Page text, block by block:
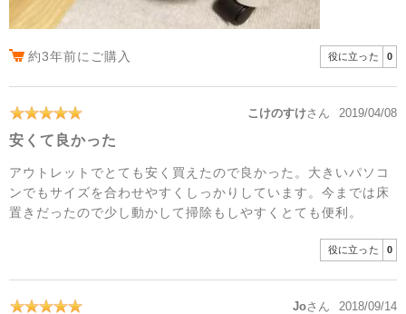
約3年前にご購入 役に立った 0
こけのすけさん 2019/04/08
安くて良かった
アウトレットでとても安く買えたので良かった。大きいパソコ
ンでもサイズを合わせやすくしっかりしています。今までは床
置きだったので少し動かして掃除もしやすくとても便利。
役に立った 0
Joさん 2018/09/14